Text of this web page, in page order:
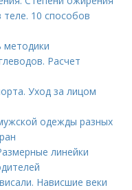
10 способов
методики
Расчет
Уход за лицом
одежды разных
линейки
Нависшие веки